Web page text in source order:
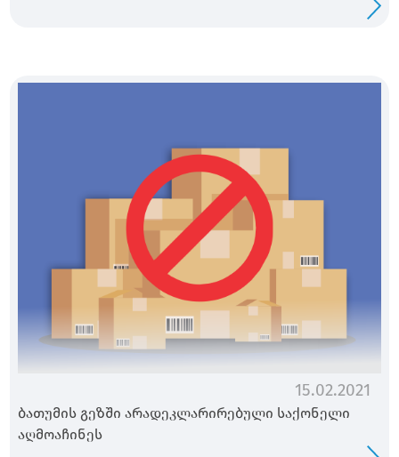
15.02.2021
ბათუმის გეზში არადეკლარირებული საქონელი
აღმოაჩინეს